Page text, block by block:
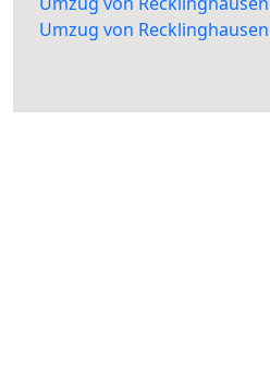
Umzug von